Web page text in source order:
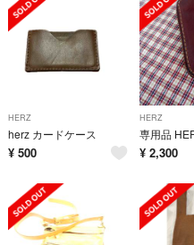
HERZ
herz カードケース
¥ 500
HERZ
¥ 2,300